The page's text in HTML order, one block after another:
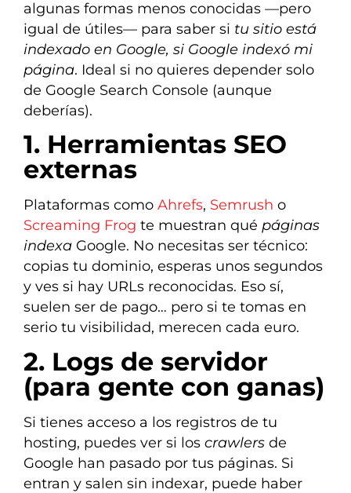
algunas formas menos conocidas —pero
igual de útiles— para saber si tu sitio está
indexado en Google, si Google indexó mi
página. Ideal si no quieres depender solo
de Google Search Console (aunque
deberías).
1. Herramientas SEO
externas
Plataformas como Ahrefs, Semrush o
Screaming Frog te muestran qué páginas
indexa Google. No necesitas ser técnico:
copias tu dominio, esperas unos segundos
y ves si hay URLs reconocidas. Eso sí,
suelen ser de pago… pero si te tomas en
serio tu visibilidad, merecen cada euro.
2. Logs de servidor
(para gente con ganas)
Si tienes acceso a los registros de tu
hosting, puedes ver si los crawlers de
Google han pasado por tus páginas. Si
entran y salen sin indexar, puede haber